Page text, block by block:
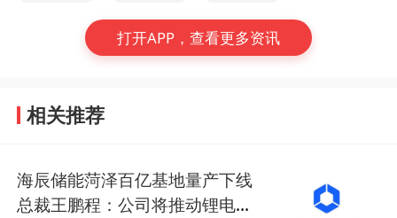
打开APP，查看更多资讯
相关推荐
海辰储能菏泽百亿基地量产下线
总裁王鹏程：公司将推动锂电长